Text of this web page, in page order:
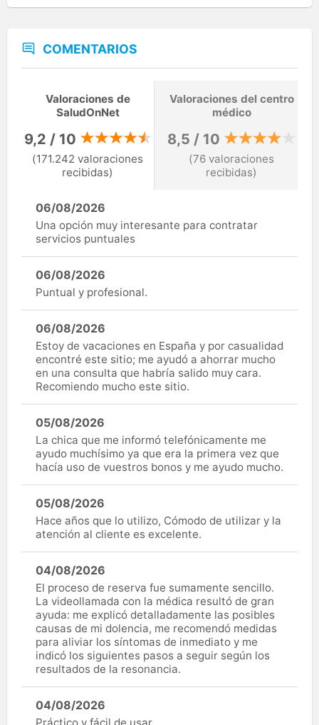
COMENTARIOS
Valoraciones de
SaludOnNet
9,2 / 10
(171.242 valoraciones
recibidas)
Valoraciones del centro
médico
8,5 / 10
(76 valoraciones
recibidas)
06/08/2026
Una opción muy interesante para contratar
servicios puntuales
06/08/2026
Puntual y profesional.
06/08/2026
Estoy de vacaciones en España y por casualidad
encontré este sitio; me ayudó a ahorrar mucho
en una consulta que habría salido muy cara.
Recomiendo mucho este sitio.
05/08/2026
La chica que me informó telefónicamente me
ayudo muchísimo ya que era la primera vez que
hacía uso de vuestros bonos y me ayudo mucho.
05/08/2026
Hace años que lo utilizo, Cómodo de utilizar y la
atención al cliente es excelente.
04/08/2026
El proceso de reserva fue sumamente sencillo.
La videollamada con la médica resultó de gran
ayuda: me explicó detalladamente las posibles
causas de mi dolencia, me recomendó medidas
para aliviar los síntomas de inmediato y me
indicó los siguientes pasos a seguir según los
resultados de la resonancia.
04/08/2026